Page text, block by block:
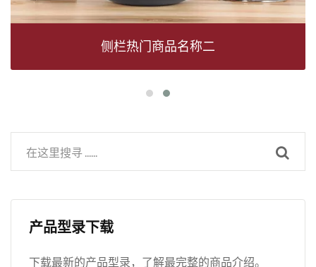
侧栏热门商品名称二
产品型录下载
下载最新的产品型录，了解最完整的商品介绍。